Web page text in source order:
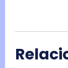
L
u
i